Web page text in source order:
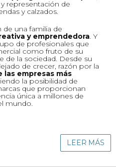
representación de
y calzados.
de una familia de
y emprendedora. Y
de profesionales que
como fruto de su
de la sociedad. Desde su
de crecer, razón por la
las empresas más
la posibilidad de
que proporcionan
única a millones de
mundo.
LEER MÁS